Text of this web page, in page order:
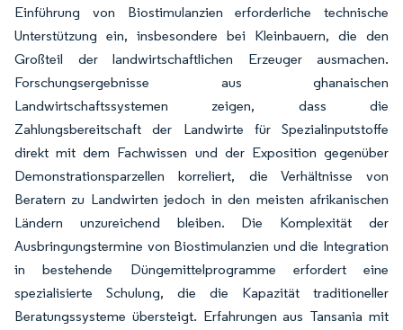
Einführung von Biostimulanzien erforderliche technische
Unterstützung ein, insbesondere bei Kleinbauern, die den
Großteil der landwirtschaftlichen Erzeuger ausmachen.
Forschungsergebnisse aus ghanaischen
Landwirtschaftssystemen zeigen, dass die
Zahlungsbereitschaft der Landwirte für Spezialinputstoffe
direkt mit dem Fachwissen und der Exposition gegenüber
Demonstrationsparzellen korreliert, die Verhältnisse von
Beratern zu Landwirten jedoch in den meisten afrikanischen
Ländern unzureichend bleiben. Die Komplexität der
Ausbringungstermine von Biostimulanzien und die Integration
in bestehende Düngemittelprogramme erfordert eine
spezialisierte Schulung, die die Kapazität traditioneller
Beratungssysteme übersteigt. Erfahrungen aus Tansania mit